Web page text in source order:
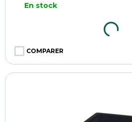
En stock
COMPARER